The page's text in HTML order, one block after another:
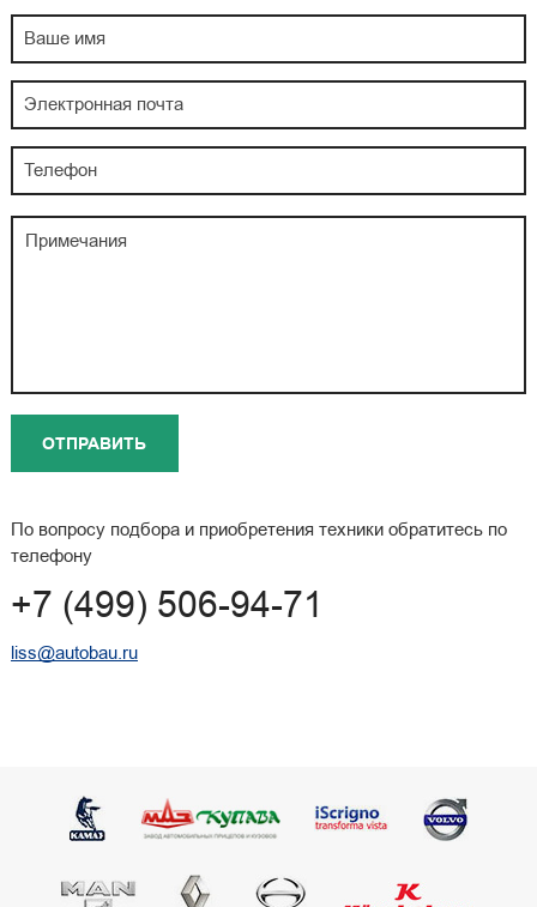
По вопросу подбора и приобретения техники обратитесь по
телефону
+7 (499) 506-94-71
liss@autobau.ru